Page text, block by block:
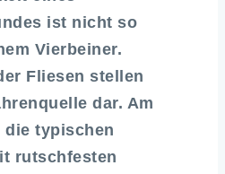
ist nicht so
Vierbeiner.
Fliesen stellen
dar. Am
die typischen
rutschfesten